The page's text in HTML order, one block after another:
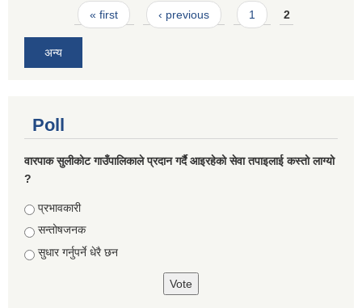
Pages« first ‹ previous 1 2
अन्य
Poll
वारपाक सुलीकोट गाउँपालिकाले प्रदान गर्दै आइरहेको सेवा तपाइलाई कस्तो लाग्यो
?
Choices
प्रभावकारी
सन्तोषजनक
सुधार गर्नुपर्ने धेरै छन